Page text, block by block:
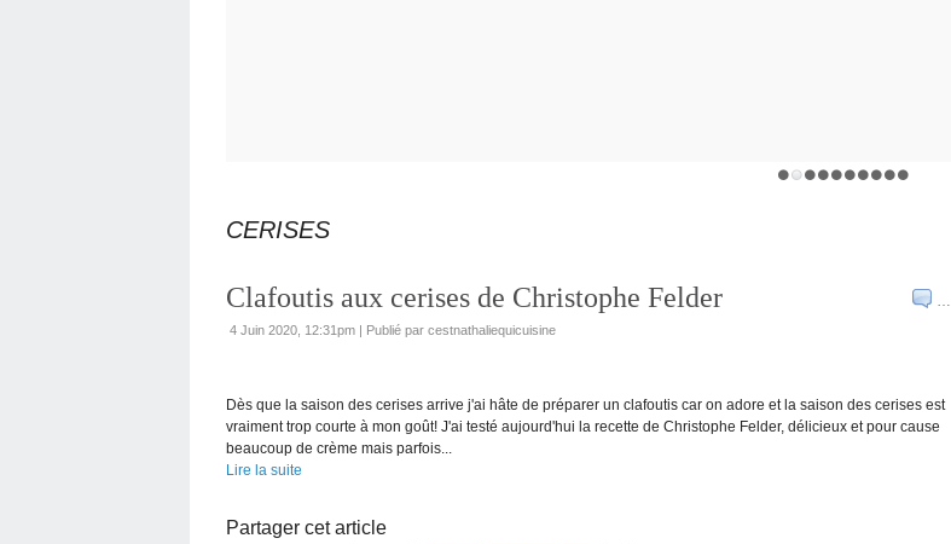
CERISES
…
Clafoutis aux cerises de Christophe Felder
4 Juin 2020, 12:31pm | Publié par cestnathaliequicuisine
Dès que la saison des cerises arrive j'ai hâte de préparer un clafoutis car on adore et la saison des cerises est
vraiment trop courte à mon goût! J'ai testé aujourd'hui la recette de Christophe Felder, délicieux et pour cause
beaucoup de crème mais parfois...
Lire la suite
Partager cet article